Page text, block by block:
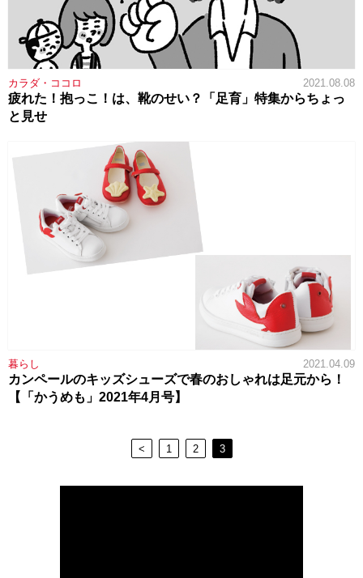
カラダ・ココロ 2021.08.08
疲れた！抱っこ！は、靴のせい？「足育」特集からちょっ
と見せ
暮らし 2021.04.09
カンペールのキッズシューズで春のおしゃれは足元から！
【「かうめも」2021年4月号】
< 1 2 3